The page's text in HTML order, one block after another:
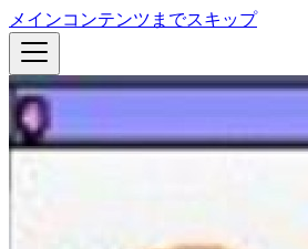
メインコンテンツまでスキップ